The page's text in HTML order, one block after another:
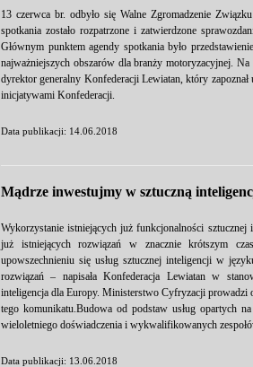
13 czerwca br. odbyło się Walne Zgromadzenie
spotkania zostało rozpatrzone i zatwierdzone
Głównym punktem agendy spotkania było
najważniejszych obszarów dla branży motoryzacyjnej.
dyrektor generalny Konfederacji Lewiatan, który
inicjatywami Konfederacji.
Data publikacji: 14.06.2018
Mądrze inwestujmy w sztuczną
Wykorzystanie istniejących już funkcjonalności
już istniejących rozwiązań w znacznie krótszym
upowszechnieniu się usług sztucznej inteligencji w
rozwiązań – napisała Konfederacja Lewiatan w
inteligencja dla Europy. Ministerstwo Cyfryzacji prowadzi
tego komunikatu.Budowa od podstaw usług opartych
wieloletniego doświadczenia i wykwalifikowanych
Data publikacji: 13.06.2018